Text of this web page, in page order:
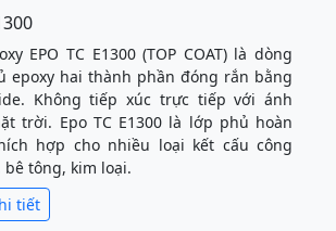
EPO TC E1300 (TOP COAT) là dòng
epoxy hai thành phần đóng rắn bằng
Không tiếp xúc trực tiếp với ánh
trời. Epo TC E1300 là lớp phủ hoàn
hợp cho nhiều loại kết cấu công
bê tông, kim loại.
tiết